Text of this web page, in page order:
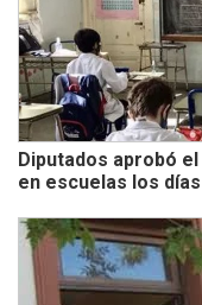
Diputados aprobó
en escuelas los